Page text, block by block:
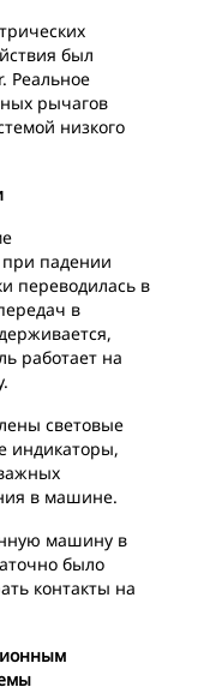
был
Реальное
рычагов
низкого
падении
переводилась в
в
работает на
световые
индикаторы,
в машине.
машину в
было
контакты на